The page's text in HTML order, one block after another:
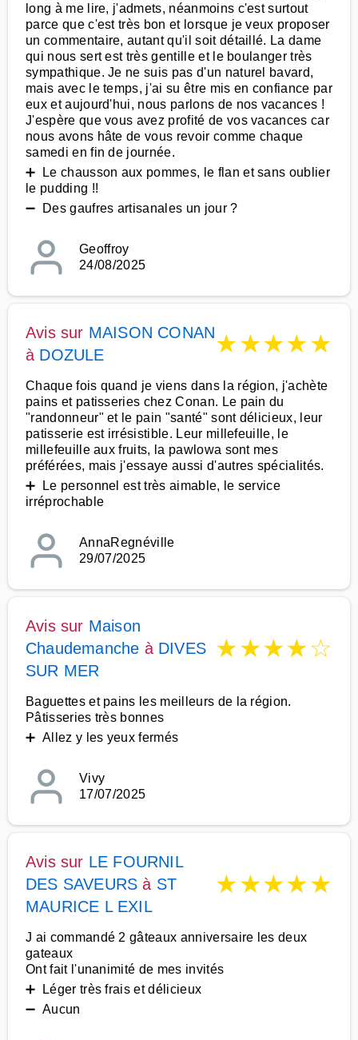
long à me lire, j'admets, néanmoins c'est surtout
parce que c'est très bon et lorsque je veux proposer
un commentaire, autant qu'il soit détaillé. La dame
qui nous sert est très gentille et le boulanger très
sympathique. Je ne suis pas d'un naturel bavard,
mais avec le temps, j'ai su être mis en confiance par
eux et aujourd'hui, nous parlons de nos vacances !
J'espère que vous avez profité de vos vacances car
nous avons hâte de vous revoir comme chaque
samedi en fin de journée.
➕ Le chausson aux pommes, le flan et sans oublier
le pudding !!
➖ Des gaufres artisanales un jour ?
Geoffroy
24/08/2025
Avis sur MAISON CONAN
à DOZULE ★★★★★
Chaque fois quand je viens dans la région, j'achète
pains et patisseries chez Conan. Le pain du
"randonneur" et le pain "santé" sont délicieux, leur
patisserie est irrésistible. Leur millefeuille, le
millefeuille aux fruits, la pawlowa sont mes
préférées, mais j'essaye aussi d'autres spécialités.
➕ Le personnel est très aimable, le service
irréprochable
AnnaRegnéville
29/07/2025
Avis sur Maison
Chaudemanche à DIVES
SUR MER
★★★★☆
Baguettes et pains les meilleurs de la région.
Pâtisseries très bonnes
➕ Allez y les yeux fermés
Vivy
17/07/2025
Avis sur LE FOURNIL
DES SAVEURS à ST
MAURICE L EXIL
★★★★★
J ai commandé 2 gâteaux anniversaire les deux
gateaux
Ont fait l'unanimité de mes invités
➕ Léger très frais et délicieux
➖ Aucun